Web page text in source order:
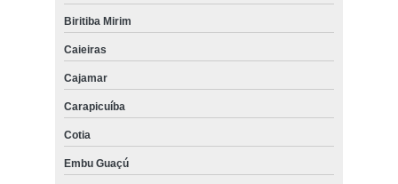
Biritiba Mirim
Caieiras
Cajamar
Carapicuíba
Cotia
Embu Guaçú